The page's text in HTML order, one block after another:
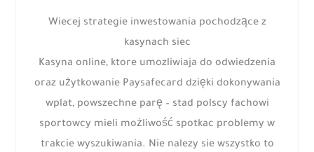
Wiecej strategie inwestowania pochodzące z
kasynach siec
Kasyna online, ktore umozliwiaja do odwiedzenia
oraz użytkowanie Paysafecard dzięki dokonywania
wplat, powszechne parę – stad polscy fachowi
sportowcy mieli możliwość spotkac problemy w
trakcie wyszukiwania. Nie nalezy sie wszystko to